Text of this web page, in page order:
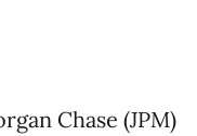
Chase (JPM)